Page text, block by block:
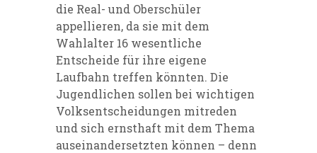
die Real- und Oberschüler
appellieren, da sie mit dem
Wahlalter 16 wesentliche
Entscheide für ihre eigene
Laufbahn treffen könnten. Die
Jugendlichen sollen bei wichtigen
Volksentscheidungen mitreden
und sich ernsthaft mit dem Thema
auseinandersetzten können – denn